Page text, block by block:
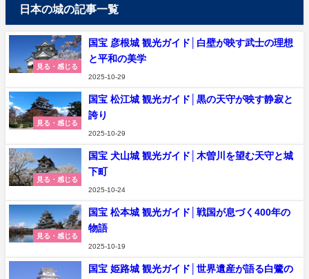
日本の城の記事一覧
見る・感じる
国宝 彦根城 観光ガイド│白壁が映す武士の理想
と平和の美学
2025-10-29
見る・感じる
国宝 松江城 観光ガイド│黒の天守が映す静寂と
誇り
2025-10-29
見る・感じる
国宝 犬山城 観光ガイド│木曽川を望む天守と城
下町
2025-10-24
見る・感じる
国宝 松本城 観光ガイド│戦国が息づく400年の
物語
2025-10-19
国宝 姫路城 観光ガイド│世界遺産が語る白鷺の